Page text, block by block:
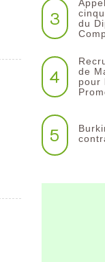
3
du
4
de
pour
5